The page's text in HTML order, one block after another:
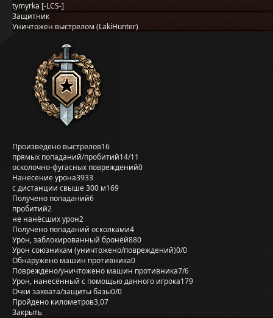
tymyrka [-LCS-]
Защитник
Уничтожен выстрелом (LakiHunter)
Произведено выстрелов16
прямых попаданий/пробитий14/11
осколочно-фугасных повреждений0
Нанесение урона3933
с дистанции свыше 300 м169
Получено попаданий6
пробитий2
не нанёсших урон2
Получено попаданий осколками4
Урон, заблокированный бронёй880
Урон союзникам (уничтожено/повреждений)0/0
Обнаружено машин противника0
Повреждено/уничтожено машин противника7/6
Урон, нанесённый с помощью данного игрока179
Очки захвата/защиты базы0/0
Пройдено километров3,07
Закрыть